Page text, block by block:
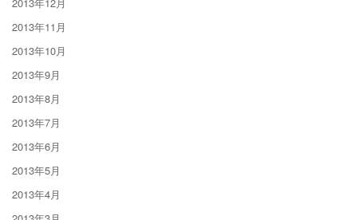
2013年11月
2013年10月
2013年9月
2013年8月
2013年7月
2013年6月
2013年5月
2013年4月